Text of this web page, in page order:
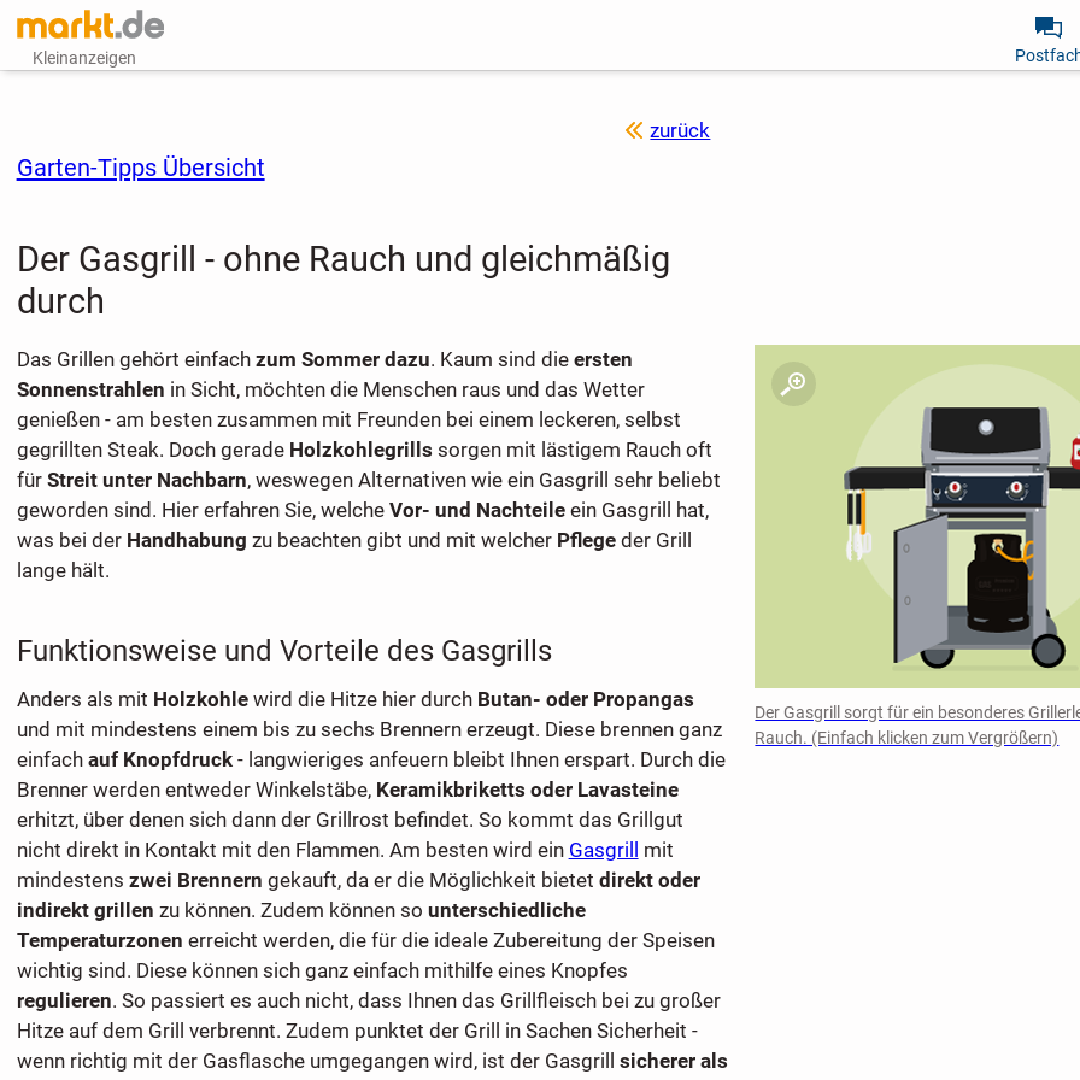
Kleinanzeigen
zurück
Garten-Tipps Übersicht
Der Gasgrill - ohne Rauch und gleichmäßig
durch
Der Gasgrill sorgt für ein besonderes
Rauch. (Einfach klicken zum Vergrößern)
Das Grillen gehört einfach zum Sommer dazu. Kaum sind die ersten
Sonnenstrahlen in Sicht, möchten die Menschen raus und das Wetter
genießen - am besten zusammen mit Freunden bei einem leckeren, selbst
gegrillten Steak. Doch gerade Holzkohlegrills sorgen mit lästigem Rauch oft
für Streit unter Nachbarn, weswegen Alternativen wie ein Gasgrill sehr beliebt
geworden sind. Hier erfahren Sie, welche Vor- und Nachteileein Gasgrill hat,
was bei der Handhabung zu beachten gibt und mit welcher Pflegeder Grill
lange hält.
Funktionsweise und Vorteile des Gasgrills
Anders als mit Holzkohlewird die Hitze hier durch Butan- oder Propangas
und mit mindestens einem bis zu sechs Brennern erzeugt. Diese brennen ganz
einfach auf Knopfdruck- langwieriges anfeuern bleibt Ihnen erspart. Durch die
Brenner werden entweder Winkelstäbe, Keramikbriketts oder Lavasteine
erhitzt, über denen sich dann der Grillrost befindet. So kommt das Grillgut
nicht direkt in Kontakt mit den Flammen. Am besten wird ein Gasgrill
mit
mindestens zwei Brennern gekauft, da er die Möglichkeit bietet direkt oder
indirekt grillen zu können. Zudem können so unterschiedliche
Temperaturzonen erreicht werden, die für die ideale Zubereitung der Speisen
wichtig sind. Diese können sich ganz einfach mithilfe eines Knopfes
regulieren. So passiert es auch nicht, dass Ihnen das Grillfleisch bei zu großer
Hitze auf dem Grill verbrennt. Zudem punktet der Grill in Sachen Sicherheit -
wenn richtig mit der Gasflasche umgegangen wird, ist der Gasgrill sicherer als